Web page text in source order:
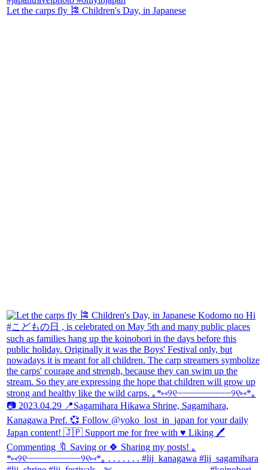
Let the carps fly 🎏 Children's Day, in Japanese